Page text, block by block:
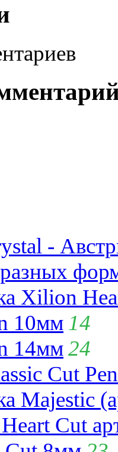
-
Xilion
10мм 14
14мм24
Cut
Majestic
Cut